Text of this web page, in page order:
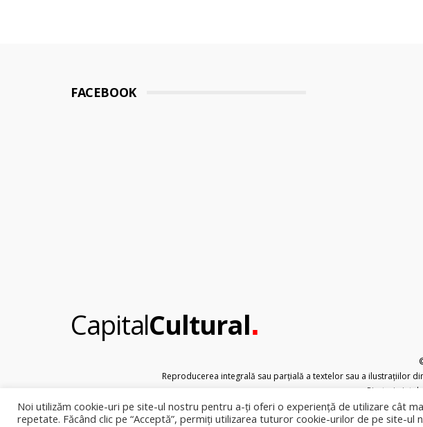
FACEBOOK
CapitalCultural.
Reproducerea integrală sau parțială a textelor sau a ilustrațiilor
Pirateria
Noi utilizăm cookie-uri pe site-ul nostru pentru a-ți oferi o experiență de utilizare cât
repetate. Făcând clic pe “Acceptă”, permiți utilizarea tuturor cookie-urilor de pe site-ul